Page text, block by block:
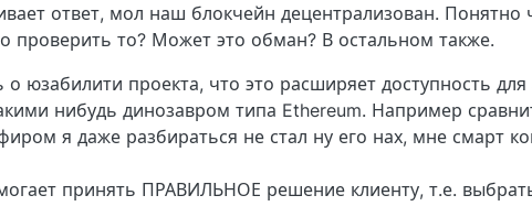
ответ, мол наш блокчейн децентрализован. Понятно
проверить то? Может это обман? В остальном также.
о юзабилити проекта, что это расширяет доступность для
нибудь динозавром типа Ethereum. Например
я даже разбираться не стал ну его нах, мне смарт
принять ПРАВИЛЬНОЕ решение клиенту, т.е.